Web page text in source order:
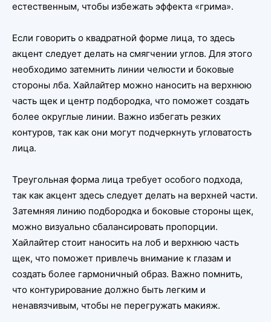
естественным, чтобы избежать эффекта «грима».
Если говорить о квадратной форме лица, то здесь
акцент следует делать на смягчении углов. Для этого
необходимо затемнить линии челюсти и боковые
стороны лба. Хайлайтер можно наносить на верхнюю
часть щек и центр подбородка, что поможет создать
более округлые линии. Важно избегать резких
контуров, так как они могут подчеркнуть угловатость
лица.
Треугольная форма лица требует особого подхода,
так как акцент здесь следует делать на верхней части.
Затемняя линию подбородка и боковые стороны щек,
можно визуально сбалансировать пропорции.
Хайлайтер стоит наносить на лоб и верхнюю часть
щек, что поможет привлечь внимание к глазам и
создать более гармоничный образ. Важно помнить,
что контурирование должно быть легким и
ненавязчивым, чтобы не перегружать макияж.